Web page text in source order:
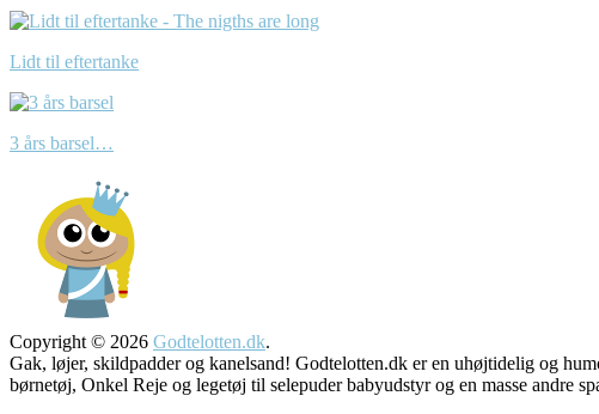
Lidt til eftertanke
3 års barsel…
Copyright © 2026 Godtelotten.dk.
Gak, løjer, skildpadder og kanelsand! Godtelotten.dk er en uhøjtidelig og
børnetøj, Onkel Reje og legetøj til selepuder babyudstyr og en masse